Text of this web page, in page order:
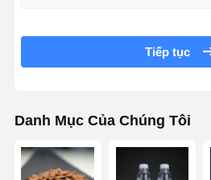
polyacrylamit không ion
Polyacrylamit cation
Chất làm gel để phá vỡ axit hóa
Tiếp tục
Danh Mục Của Chúng Tôi